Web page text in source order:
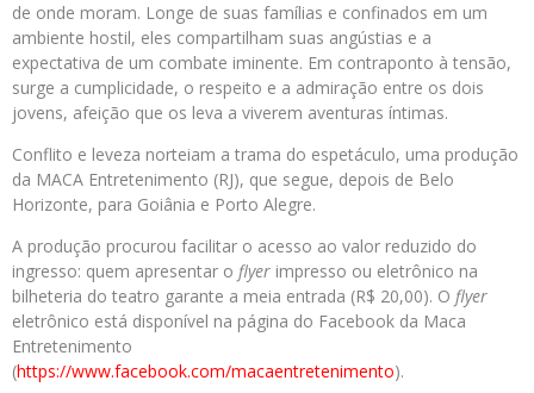
de onde moram. Longe de suas famílias e confinados em um
ambiente hostil, eles compartilham suas angústias e a
expectativa de um combate iminente. Em contraponto à tensão,
surge a cumplicidade, o respeito e a admiração entre os dois
jovens, afeição que os leva a viverem aventuras íntimas.
Conflito e leveza norteiam a trama do espetáculo, uma produção
da MACA Entretenimento (RJ), que segue, depois de Belo
Horizonte, para Goiânia e Porto Alegre.
A produção procurou facilitar o acesso ao valor reduzido do
ingresso: quem apresentar o flyer impresso ou eletrônico na
bilheteria do teatro garante a meia entrada (R$ 20,00). O flyer
eletrônico está disponível na página do Facebook da Maca
Entretenimento
(https://www.facebook.com/macaentretenimento).